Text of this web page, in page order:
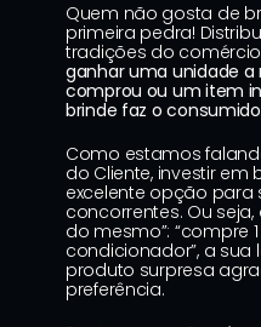
Quem não gosta de
primeira pedra!
tradições do
ganhar uma unidade
comprou ou um item
brinde faz o
Como estamos
do Cliente, investir
excelente opção para
concorrentes. Ou seja,
do mesmo”: “compre
condicionador”, a
produto surpresa
preferência.